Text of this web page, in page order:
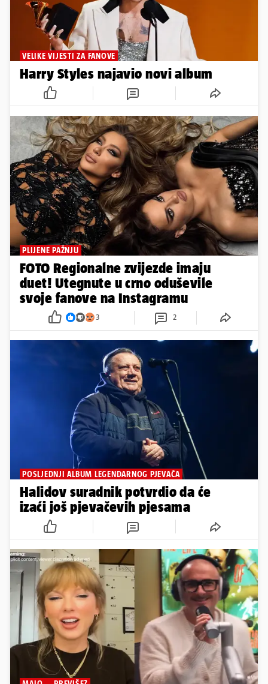
VELIKE VIJESTI ZA FANOVE
Harry Styles najavio novi album
PLIJENE PAŽNJU
FOTO Regionalne zvijezde imaju
duet! Utegnute u crno oduševile
svoje fanove na Instagramu
3 2
POSLJEDNJI ALBUM LEGENDARNOG PJEVAČA
Halidov suradnik potvrdio da će
izaći još pjevačevih pjesama